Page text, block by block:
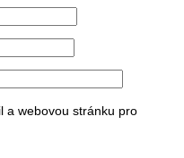
a webovou stránku pro